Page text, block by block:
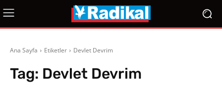
Ana Sayfa Etiketler Devlet Devrim
Tag: Devlet Devrim